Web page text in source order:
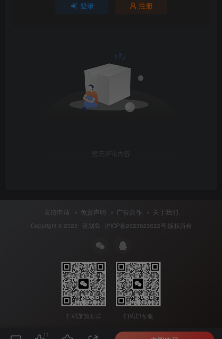
登录 注册
暂无评论内容
友链申请 免责声明 广告合作 关于我们
Copyright © 2025 · 策划岛 · 沪ICP备2023023622号 .版权所有
扫码加策划群 扫码加客服
11